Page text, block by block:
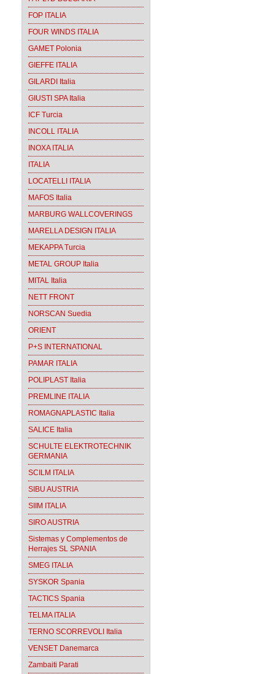
FOP ITALIA
FOUR WINDS ITALIA
GAMET Polonia
GIEFFE ITALIA
GILARDI Italia
GIUSTI SPA Italia
ICF Turcia
INCOLL ITALIA
INOXA ITALIA
ITALIA
LOCATELLI ITALIA
MAFOS Italia
MARBURG WALLCOVERINGS
MARELLA DESIGN ITALIA
MEKAPPA Turcia
METAL GROUP Italia
MITAL Italia
NETT FRONT
NORSCAN Suedia
ORIENT
P+S INTERNATIONAL
PAMAR ITALIA
POLIPLAST Italia
PREMLINE ITALIA
ROMAGNAPLASTIC Italia
SALICE Italia
SCHULTE ELEKTROTECHNIK
GERMANIA
SCILM ITALIA
SIBU AUSTRIA
SIIM ITALIA
SIRO AUSTRIA
Sistemas y Complementos de
Herrajes SL SPANIA
SMEG ITALIA
SYSKOR Spania
TACTICS Spania
TELMA ITALIA
TERNO SCORREVOLI Italia
VENSET Danemarca
Zambaiti Parati